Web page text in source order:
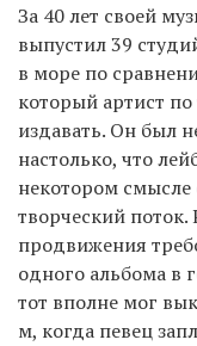
За 40 лет своей
выпустил 39
в море по
который артист
издавать. Он был
настолько, что
некотором
творческий
продвижения
одного альбома в
тот вполне мог
м, когда певец